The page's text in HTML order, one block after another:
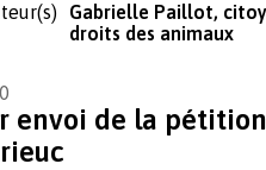
Gabrielle Paillot,
droits des animaux
envoi de la